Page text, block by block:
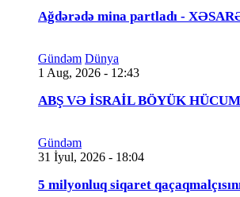
Ağdərədə mina partladı -
Gündəm Dünya
1 Aug, 2026 - 12:43
ABŞ VƏ İSRAİL BÖYÜK
Gündəm
31 İyul, 2026 - 18:04
5 milyonluq siqaret